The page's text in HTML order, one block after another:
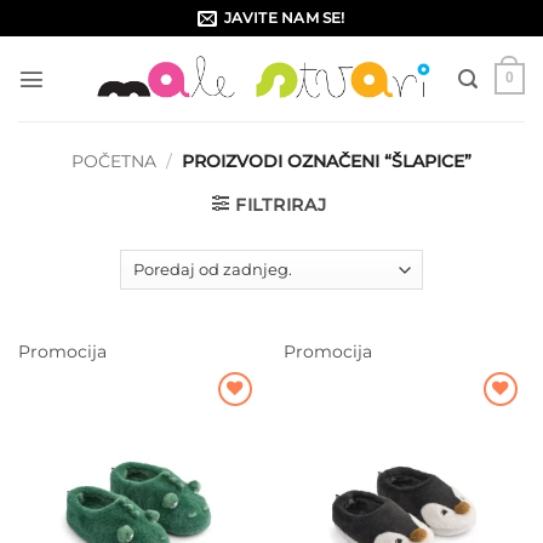
to
content
JAVITE NAM SE!
0
POČETNA / PROIZVODI OZNAČENI “ŠLAPICE”
FILTRIRAJ
Promocija Promocija